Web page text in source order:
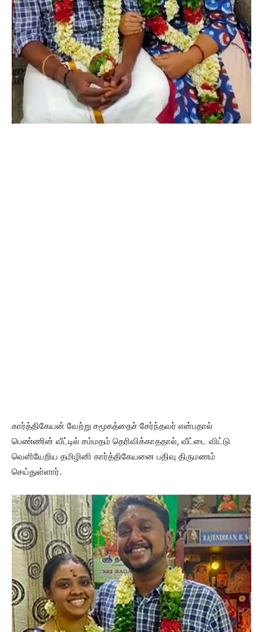
கார்த்திகேயன் வேற்று சமூகத்தைச் சேர்ந்தவர் என்பதால்
பெண்ணின் வீட்டில் சம்மதம் தெரிவிக்காததால், வீட்டை விட்டு
வெளியேறிய தமிழினி கார்த்திகேயனை பதிவு திருமணம்
செய்துள்ளார்.